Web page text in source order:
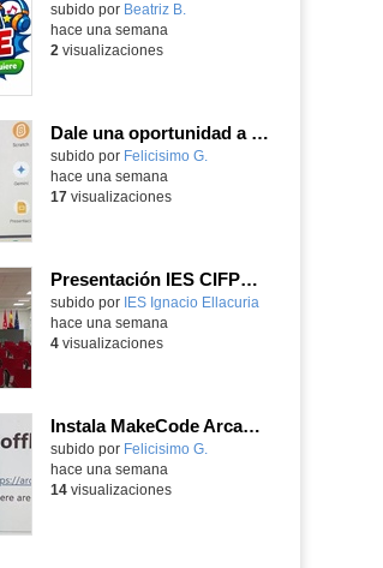
Contenido educativo.
subido por Beatriz B.
hace una semana
2 visualizaciones
Dale una oportunidad a los Chromebooks y utiliza un proyector para realizar talleres si no tienes pantallas táctiles
Contenido educativo.
subido por Felicisimo G.
hace una semana
17visualizaciones
Presentación IES CIFPD Ignacio Ellacuría
Contenido educativo.
subido por IES Ignacio Ellacuria
hace una semana
4visualizaciones
Instala MakeCode Arcade para trabajar offline en tu tablet, ordenador, Chromebook
Contenido educativo.
subido por Felicisimo G.
hace una semana
14visualizaciones